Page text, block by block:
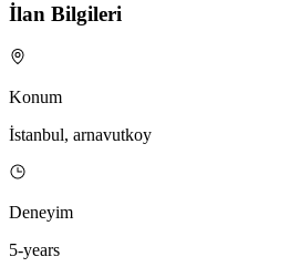
İlan Bilgileri
Konum
İstanbul, arnavutkoy
Deneyim
5-years